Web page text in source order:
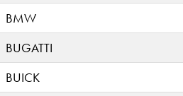
BMW
BUGATTI
BUICK